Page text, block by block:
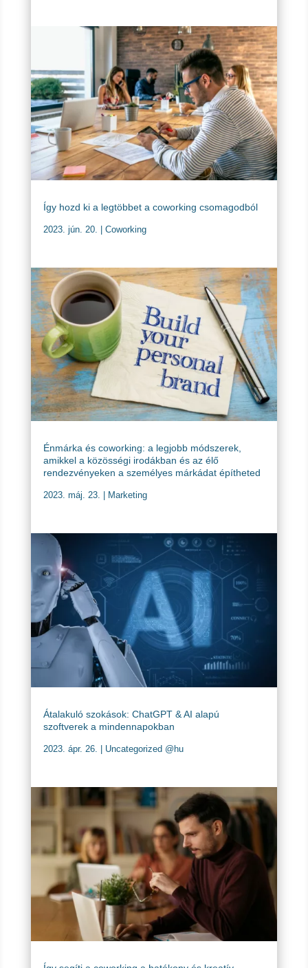
Így hozd ki a legtöbbet a coworking csomagodból
2023. jún. 20. | Coworking
Énmárka és coworking: a legjobb módszerek,
amikkel a közösségi irodákban és az élő
rendezvényeken a személyes márkádat építheted
2023. máj. 23. Marketing
Átalakuló szokások: ChatGPT & AI alapú
szoftverek a mindennapokban
2023. ápr. 26. Uncategorized @hu